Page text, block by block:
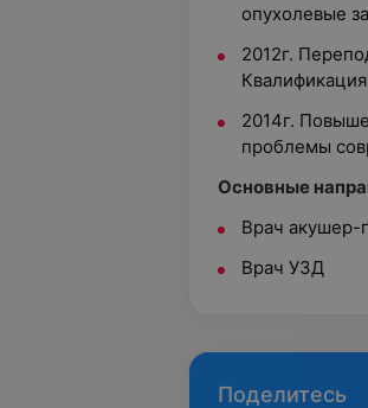
опухолевые
2012г.
Квалификация
2014г.
проблемы
Основные
Врач акушер-
Врач УЗД
Поделитесь